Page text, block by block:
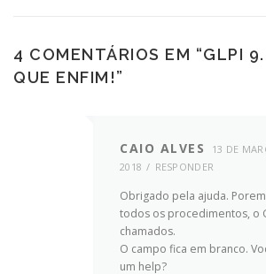
4 COMENTÁRIOS EM “GLPI
QUE ENFIM!”
CAIO ALVES
13 DE
2018
RESPONDER
Obrigado pela ajuda.
todos os procedimentos, o
chamados.
O campo fica em branco.
um help?